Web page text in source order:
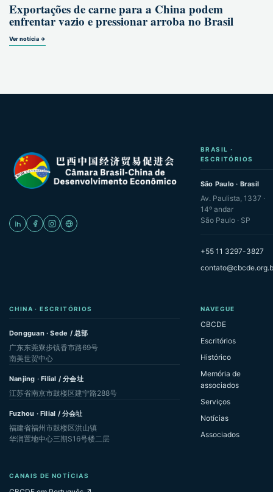
Exportações de carne para a China podem
enfrentar vazio e pressionar arroba no Brasil
Ver notícia →
BRASIL ·
ESCRITÓRIOS
São Paulo · Brasil
Av. Paulista, 1337 ·
14º andar
São Paulo · SP
+55 11 3297-3827
CHINA · ESCRITÓRIOS
Dongguan · Sede / 总部
广东东莞寮步镇香市路69号
南美世贸中心
Nanjing · Filial / 分会址
江苏省南京市鼓楼区建宁路288号
Fuzhou · Filial / 分会址
福建省福州市鼓楼区洪山镇
华润置地中心三期S16号楼二层
NAVEGUE
CBCDE
Escritórios
Histórico
Memória de
associados
Serviços
Notícias
Associados
CANAIS DE NOTÍCIAS